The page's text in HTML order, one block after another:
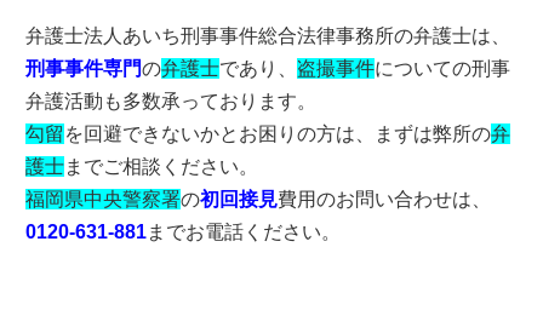
弁護士法人あいち刑事事件総合法律事務所の弁護士は、
刑事事件専門の弁護士であり、 盗撮事件についての刑事
弁護活動も多数承っております。
勾留 を回避できないかとお困りの方は、まずは弊所の弁
護士までご相談ください。
福岡県中央警察署の初回接見費用のお問い合わせは、
0120-631-881までお電話ください。